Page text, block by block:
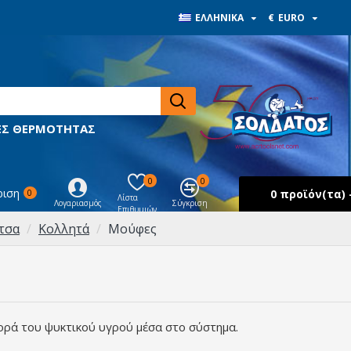
ΕΛΛΗΝΙΚΆ € EURO
ΘΕΡΜΟΤΗΤΑΣ
0
Λογαριασμός
Λίστα
Επιθυμιών
0
Σύγκριση
0
0 προϊόν(τα)
Κολλητά Μούφες
του ψυκτικού υγρού μέσα στο σύστημα.